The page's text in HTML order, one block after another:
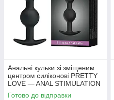
Анальні кульки зі зміщеним
центром силіконові PRETTY
LOVE — ANAL STIMULATION
2,5-3,0 см якір
Готово до відправки